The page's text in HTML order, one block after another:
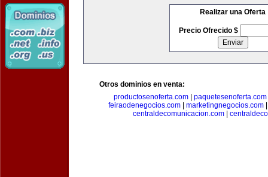
Realizar una Oferta
Precio Ofrecido $
Otros dominios en venta:
productosenoferta.com| paquetesenoferta.com
feiraodenegocios.com
marketingnegocios.com
centraldecomunicacion.com